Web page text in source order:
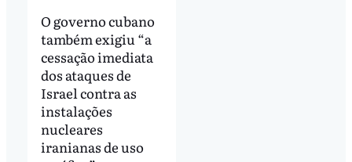
O governo cubano
também exigiu “a
cessação imediata
dos ataques de
Israel contra as
instalações
nucleares
iranianas de uso